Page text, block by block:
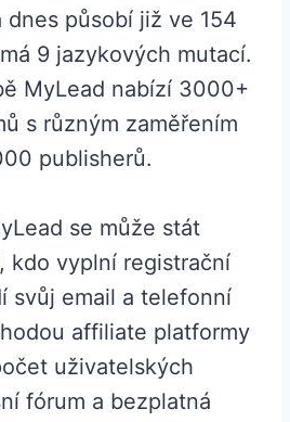
dnes působí již ve 154
9 jazykových mutací.
MyLead nabízí 3000+
s různým zaměřením
publisherů.
se může stát
kdo vyplní registrační
svůj email a telefonní
affiliate platformy
uživatelských
fórum a bezplatná